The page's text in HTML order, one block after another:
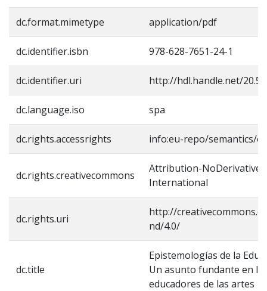
dc.format.mimetype application/pdf
dc.identifier.isbn 978-628-7651-24-1
dc.identifier.uri http://hdl.handle.net/
dc.language.iso spa
dc.rights.accessrights info:eu-repo/semantics/
dc.rights.creativecommons
Attribution-NoDerivatives
International
dc.rights.uri
http://
nd/4.0/
dc.title
Epistemologías de la
Un asunto fundante en la
educadores de las artes